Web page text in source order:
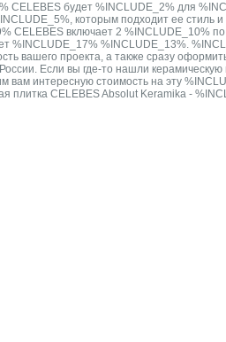
CELEBES будет %INCLUDE_2% для
которым подходит ее стиль
CELEBES включает 2 %INCLUDE_10%
%INCLUDE_17% %INCLUDE_13%.
вашего проекта, а также сразу
Если вы где-то нашли
вам интересную стоимость на эту
плитка CELEBES Absolut Keramika -